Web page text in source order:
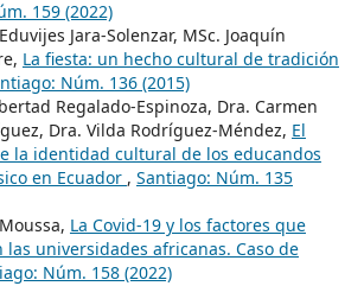
159 (2022)
Jara-Solenzar, MSc. Joaquín
La fiesta: un hecho cultural de tradición
Núm. 136 (2015)
Regalado-Espinoza, Dra. Carmen
Dra. Vilda Rodríguez-Méndez, El
la identidad cultural de los educandos
en Ecuador , Santiago: Núm. 135
La Covid-19 y los factores que
las universidades africanas. Caso de
Núm. 158 (2022)